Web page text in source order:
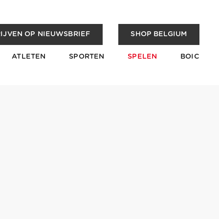
OP NIEUWSBRIEF SHOP BELGIUM
ATLETEN SPORTEN SPELEN BOIC